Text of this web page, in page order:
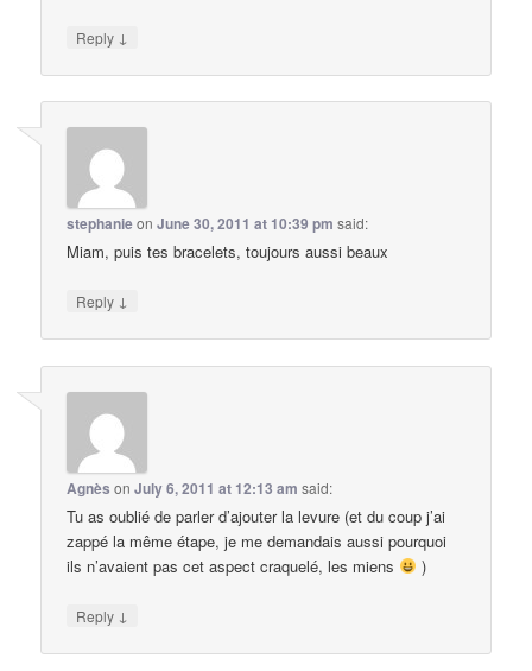
Reply ↓
stephanieonJune 30, 2011 at 10:39 pm said:
Miam, puis tes bracelets, toujours aussi beaux
Reply ↓
Agnès onJuly 6, 2011 at 12:13 am said:
Tu as oublié de parler d’ajouter la levure (et du coup j’ai
zappé la même étape, je me demandais aussi pourquoi
ils n’avaient pas cet aspect craquelé, les miens
)
Reply ↓